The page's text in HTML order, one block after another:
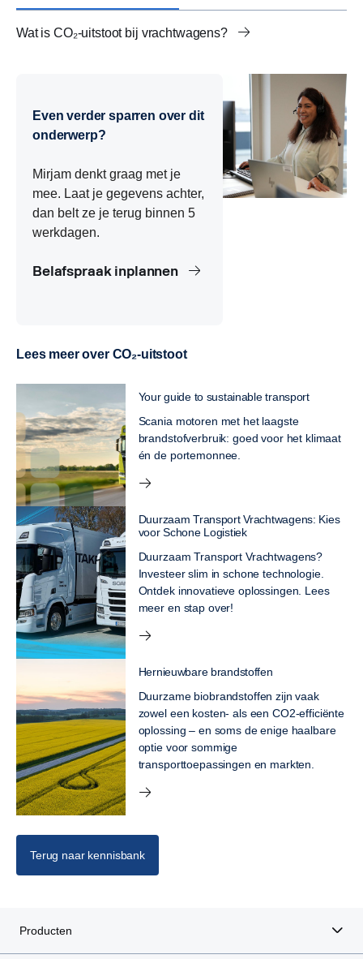
Wat is CO₂-uitstoot bij vrachtwagens?
Hoe wordt CO₂-uitstoot van vrachtwagens berekend?
Beladingsgraad en CO₂-uitstoot vrachtwagens
Europese CO₂-normen voor vrachtwagens
Biobrandstoffen en CO₂-uitstoot vrachtwagens
Elektrische vrachtwagens en CO₂-uitstoot
Routeplanning en CO₂-reductie in transport
Onderhoud en CO₂-uitstoot vrachtwagens
Alternatieve brandstoffen voor vrachtwagens
Even verder sparren over dit
onderwerp?
Mirjam denkt graag met je
mee. Laat je gegevens achter,
dan belt ze je terug binnen 5
werkdagen.
Belafspraak inplannen
Lees meer over CO₂-uitstoot
Your guide to sustainable transport
Scania motoren met het laagste
brandstofverbruik: goed voor het klimaat
én de portemonnee.
Duurzaam Transport Vrachtwagens: Kies
voor Schone Logistiek
Duurzaam Transport Vrachtwagens?
Investeer slim in schone technologie.
Ontdek innovatieve oplossingen. Lees
meer en stap over!
Hernieuwbare brandstoffen
Duurzame biobrandstoffen zijn vaak
zowel een kosten- als een CO2-efficiënte
oplossing – en soms de enige haalbare
optie voor sommige
transporttoepassingen en markten.
Terug naar kennisbank
Producten